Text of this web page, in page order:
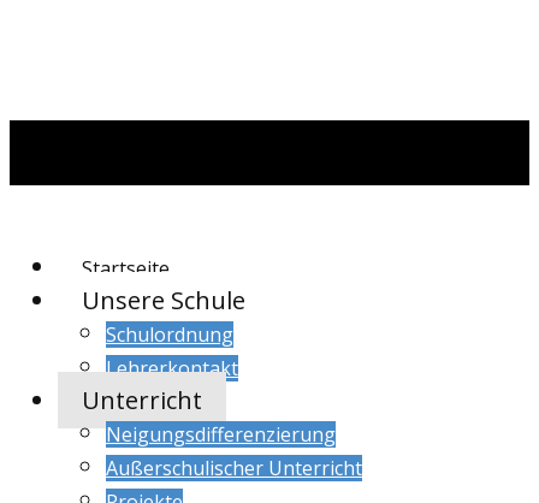
Startseite
Unsere Schule
Schulordnung
Lehrerkontakt
Unterricht
Neigungsdifferenzierung
Außerschulischer Unterricht